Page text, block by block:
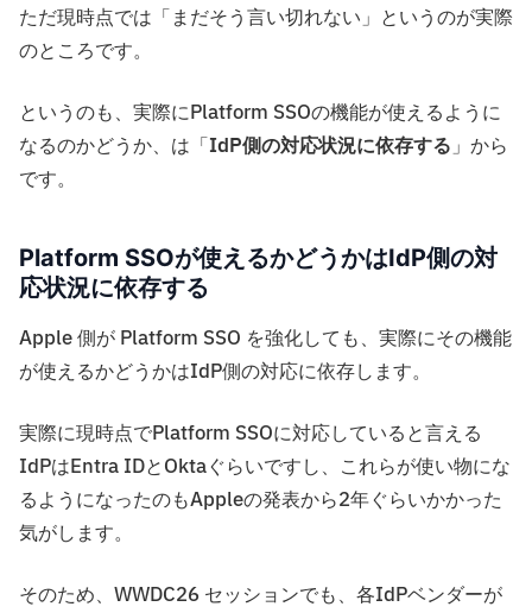
ただ現時点では「まだそう言い切れない」というのが実際
のところです。
というのも、実際にPlatform SSOの機能が使えるように
なるのかどうか、は「IdP側の対応状況に依存する」から
です。
Platform SSOが使えるかどうかはIdP側の対
応状況に依存する
Apple 側が Platform SSO を強化しても、実際にその機能
が使えるかどうかはIdP側の対応に依存します。
実際に現時点でPlatform SSOに対応していると言える
IdPはEntra IDとOktaぐらいですし、これらが使い物にな
るようになったのもAppleの発表から2年ぐらいかかった
気がします。
そのため、WWDC26 セッションでも、各IdPベンダーが